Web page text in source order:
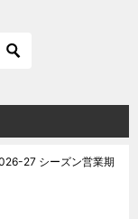
27 シーズン営業期